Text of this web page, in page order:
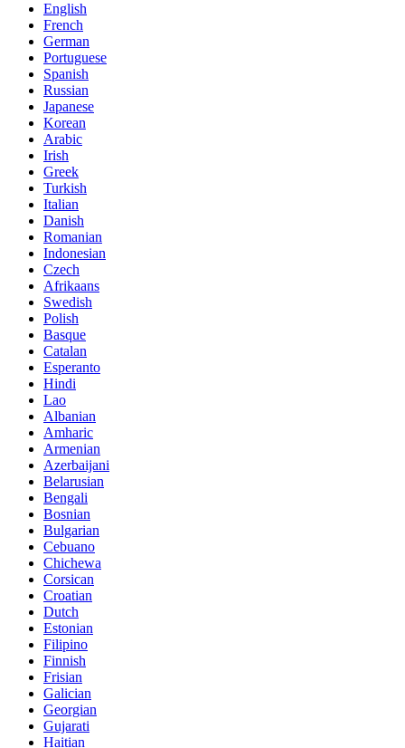
English
French
German
Portuguese
Spanish
Russian
Japanese
Korean
Arabic
Irish
Greek
Turkish
Italian
Danish
Romanian
Indonesian
Czech
Afrikaans
Swedish
Polish
Basque
Catalan
Esperanto
Hindi
Lao
Albanian
Amharic
Armenian
Azerbaijani
Belarusian
Bengali
Bosnian
Bulgarian
Cebuano
Chichewa
Corsican
Croatian
Dutch
Estonian
Filipino
Finnish
Frisian
Galician
Georgian
Gujarati
Haitian